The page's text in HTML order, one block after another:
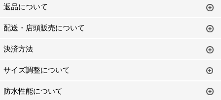
返品について
配送・店頭販売について
決済方法
サイズ調整について
防水性能について